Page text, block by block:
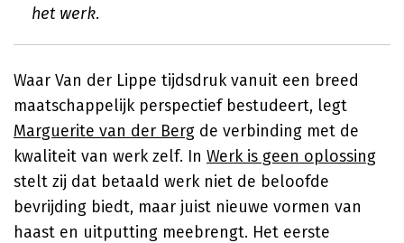
het werk.
Waar Van der Lippe tijdsdruk vanuit een breed
maatschappelijk perspectief bestudeert, legt
Marguerite van der Berg de verbinding met de
kwaliteit van werk zelf. In Werk is geen oplossing
stelt zij dat betaald werk niet de beloofde
bevrijding biedt, maar juist nieuwe vormen van
haast en uitputting meebrengt. Het eerste